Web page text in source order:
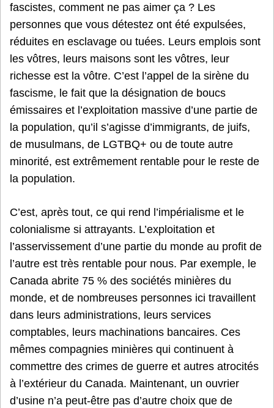
fascistes, comment ne pas aimer ça ? Les
personnes que vous détestez ont été expulsées,
réduites en esclavage ou tuées. Leurs emplois sont
les vôtres, leurs maisons sont les vôtres, leur
richesse est la vôtre. C’est l’appel de la sirène du
fascisme, le fait que la désignation de boucs
émissaires et l’exploitation massive d’une partie de
la population, qu’il s’agisse d’immigrants, de juifs,
de musulmans, de LGTBQ+ ou de toute autre
minorité, est extrêmement rentable pour le reste de
la population.
C’est, après tout, ce qui rend l’impérialisme et le
colonialisme si attrayants. L’exploitation et
l’asservissement d’une partie du monde au profit de
l’autre est très rentable pour nous. Par exemple, le
Canada abrite 75 % des sociétés minières du
monde, et de nombreuses personnes ici travaillent
dans leurs administrations, leurs services
comptables, leurs machinations bancaires. Ces
mêmes compagnies minières qui continuent à
commettre des crimes de guerre et autres atrocités
à l’extérieur du Canada. Maintenant, un ouvrier
d’usine n’a peut-être pas d’autre choix que de